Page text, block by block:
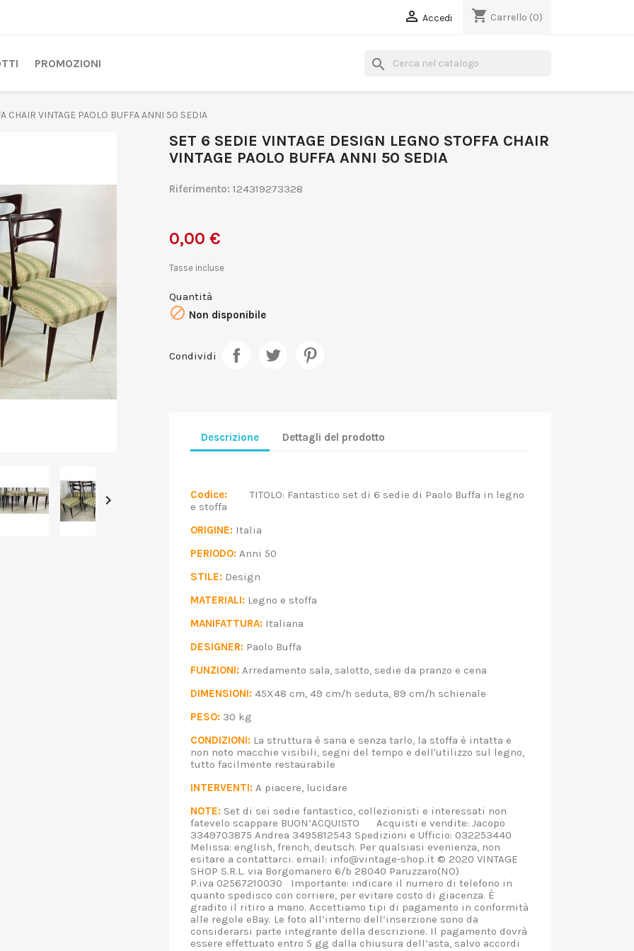
 Accedi shopping_cart Carrello (0)
PROMOZIONI search
CHAIR VINTAGE PAOLO BUFFA ANNI 50 SEDIA

SET 6 SEDIE VINTAGE DESIGN LEGNO STOFFA CHAIR
VINTAGE PAOLO BUFFA ANNI 50 SEDIA
Riferimento: 124319273328
0,00 €
Tasse incluse
Quantità
 Non disponibile
Condividi
Descrizione Dettagli del prodotto
Codice: TITOLO: Fantastico set di 6 sedie di Paolo Buffa in legno
e stoffa
ORIGINE: Italia
PERIODO: Anni 50
STILE: Design
MATERIALI: Legno e stoffa
MANIFATTURA: Italiana
DESIGNER: Paolo Buffa
FUNZIONI: Arredamento sala, salotto, sedie da pranzo e cena
DIMENSIONI: 45X48 cm, 49 cm/h seduta, 89 cm/h schienale
PESO: 30 kg
CONDIZIONI: La struttura è sana e senza tarlo, la stoffa è intatta e
non noto macchie visibili, segni del tempo e dell'utilizzo sul legno,
tutto facilmente restaurabile
INTERVENTI: A piacere, lucidare
NOTE: Set di sei sedie fantastico, collezionisti e interessati non
fatevelo scappare BUON’ACQUISTO Acquisti e vendite: Jacopo
3349703875 Andrea 3495812543 Spedizioni e Ufficio: 032253440
Melissa: english, french, deutsch. Per qualsiasi evenienza, non
esitare a contattarci. email: info@vintage-shop.it © 2020 VINTAGE
SHOP S.R.L. via Borgomanero 6/b 28040 Paruzzaro(NO)
P.iva 02567210030 Importante: indicare il numero di telefono in
quanto spedisco con corriere, per evitare costo di giacenza. È
gradito il ritiro a mano. Accettiamo tipi di pagamento in conformità
alle regole eBay. Le foto all’interno dell’inserzione sono da
considerarsi parte integrante della descrizione. Il pagamento dovrà
essere effettuato entro 5 gg dalla chiusura dell’asta, salvo accordi